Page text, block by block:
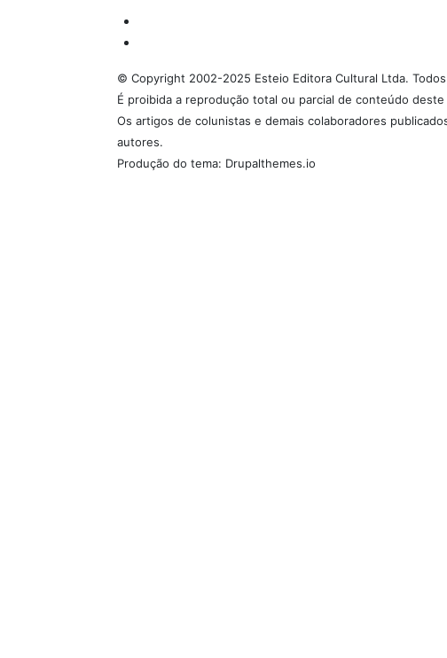
© Copyright 2002-2025 Esteio Editora Cultural Ltda.
É proibida a reprodução total ou parcial de conteúdo
Os artigos de colunistas e demais colaboradores
autores.
Produção do tema: Drupalthemes.io